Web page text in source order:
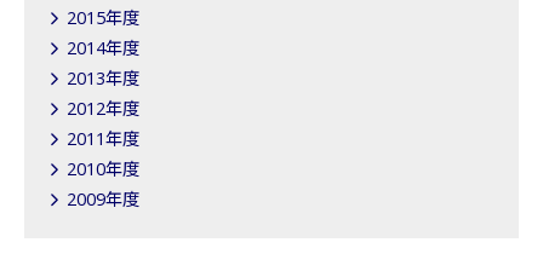
2015年度
2014年度
2013年度
2012年度
2011年度
2010年度
2009年度